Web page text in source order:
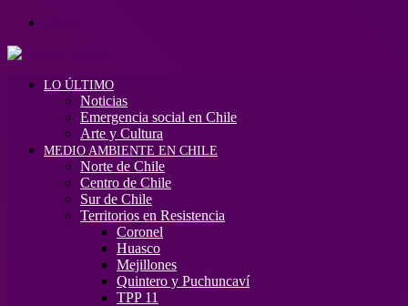
LO ÚLTIMO
Noticias
Emergencia social en Chile
Arte y Cultura
MEDIO AMBIENTE EN CHILE
Norte de Chile
Centro de Chile
Sur de Chile
Territorios en Resistencia
Coronel
Huasco
Mejillones
Quintero y Puchuncaví
TPP 11